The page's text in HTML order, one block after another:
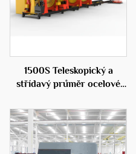
1500S Teleskopický a
střídavý průměr ocelové
stroj